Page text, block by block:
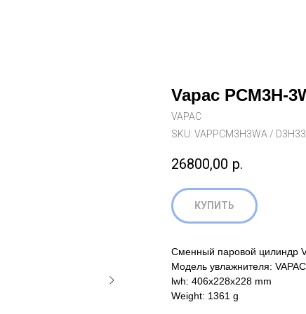
Vapac PCM3H-
VAPAC
SKU: VAPPCM3H3WA /
26800,00 р.
КУПИТЬ
Сменный паровой цилиндр
Модель увлажнителя: VAPAC
lwh: 406x228x228 mm
Weight: 1361 g